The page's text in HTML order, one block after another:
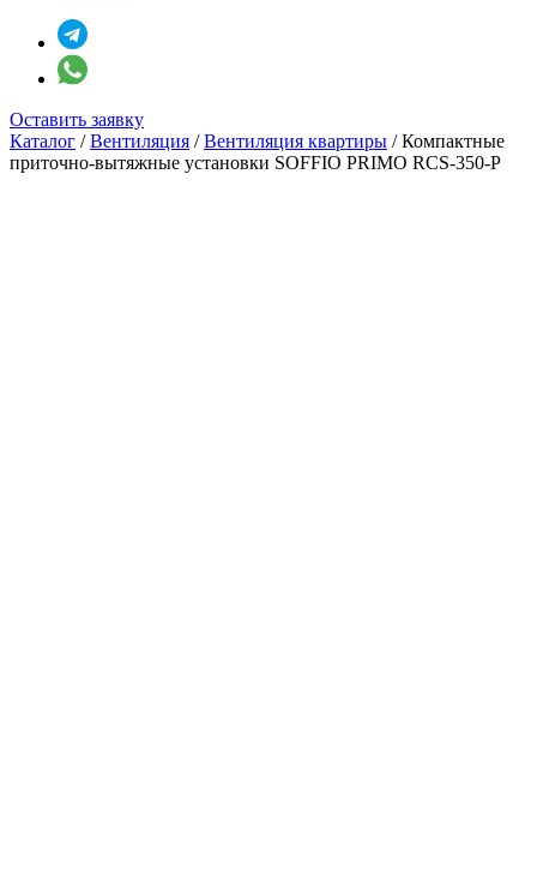
Оставить заявку
Каталог /Вентиляция /Вентиляция квартиры /Компактные
приточно-вытяжные установки SOFFIO PRIMO RCS-350-P